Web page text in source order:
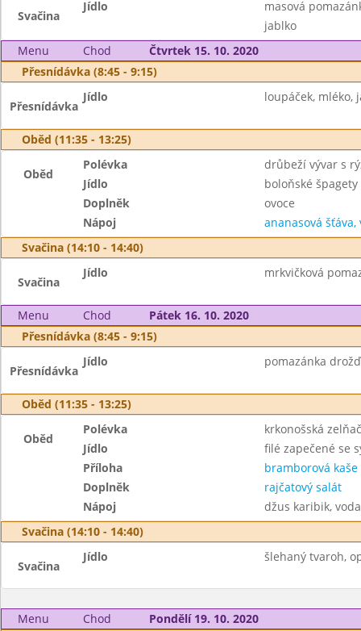
Svačina
Jídlo
masová
jablko
Menu
Chod
Čtvrtek 15. 10. 2020
Přesnídávka (8:45 - 9:15)
Přesnídávka
Jídlo loupáček, mléko,
Oběd (11:35 - 13:25)
Oběd
Polévka
drůbeží vývar s
Jídlo
boloňské
Doplněk
ovoce
Nápoj
ananasová šťáva,
Svačina (14:10 - 14:40)
Svačina
Jídlo mrkvičková
Menu Chod
Pátek 16. 10. 2020
Přesnídávka (8:45 - 9:15)
Přesnídávka
Jídlo pomazánka
Oběd (11:35 - 13:25)
Oběd
Polévka
krkonošská
Jídlo
filé zapečené se
Příloha
bramborová kaše
Doplněk
rajčatový salát
Nápoj
džus karibik, voda
Svačina (14:10 - 14:40)
Svačina
Jídlo šlehaný tvaroh,
Menu Chod
Pondělí 19. 10. 2020